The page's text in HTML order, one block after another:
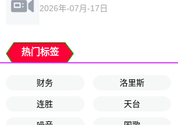
2026年-07月-17日
热门标签
财务 洛里斯
连胜 天台